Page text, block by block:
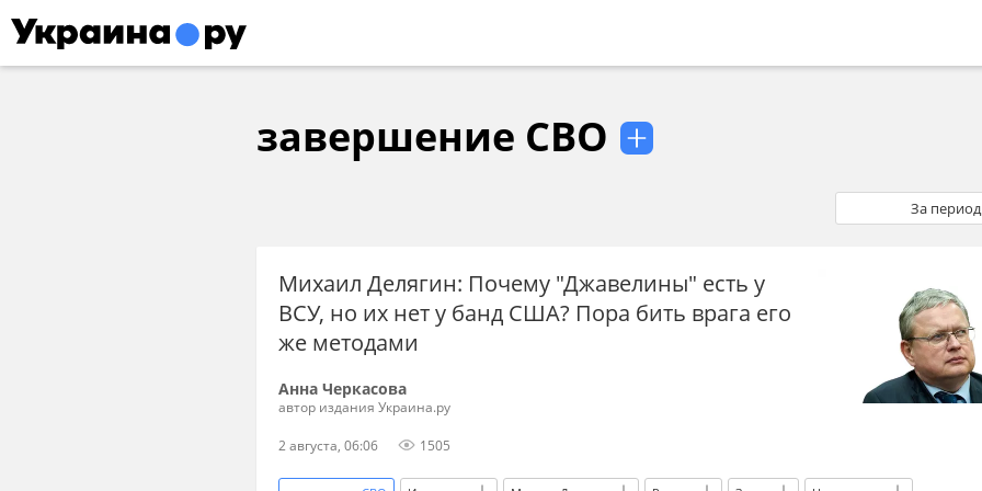
завершение СВО
За период
Михаил Делягин: Почему "Джавелины" есть у
ВСУ, но их нет у банд США? Пора бить врага его
же методами
Анна Черкасова
автор издания Украина.ру
2 августа, 06:06 1505